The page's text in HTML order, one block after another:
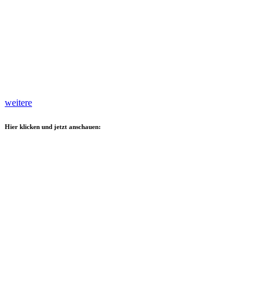
weitere
Hier klicken und jetzt anschauen: